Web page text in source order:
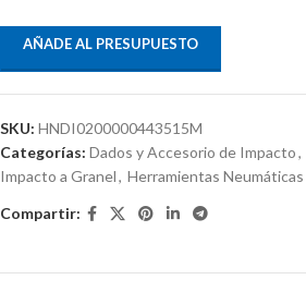
AÑADE AL PRESUPUESTO
SKU: HNDI0200000443515M
Categorías: Dados y Accesorio de Impacto,
Impacto a Granel, Herramientas Neumáticas
Compartir: